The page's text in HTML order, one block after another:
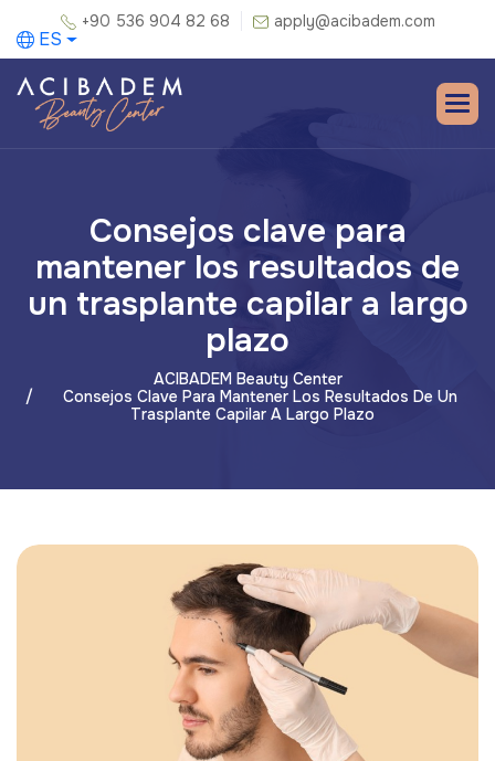
+90 536 904 82 68 apply@acibadem.com
ES
Consejos clave para
mantener los resultados de
un trasplante capilar a largo
plazo
ACIBADEM Beauty Center
Consejos Clave Para Mantener Los Resultados De Un
Trasplante Capilar A Largo Plazo